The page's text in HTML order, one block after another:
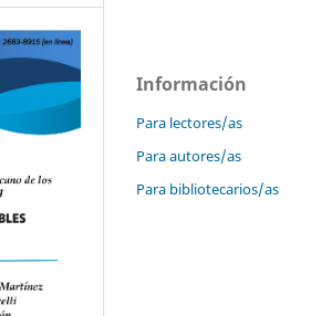
Información
Para lectores/as
Para autores/as
Para bibliotecarios/as